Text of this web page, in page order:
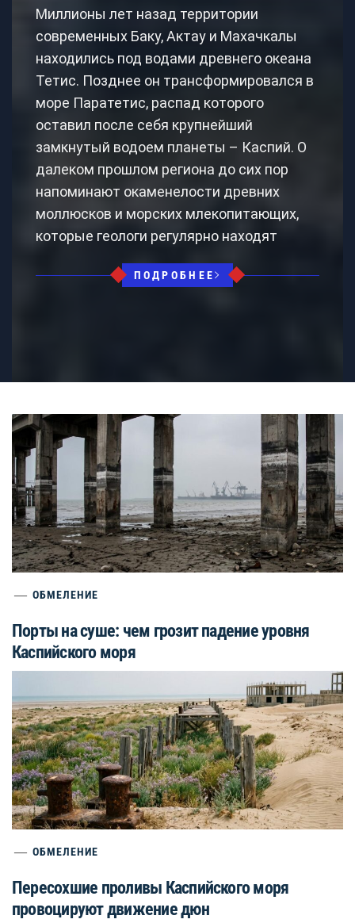
Миллионы лет назад территории
современных Баку, Актау и Махачкалы
находились под водами древнего океана
Тетис. Позднее он трансформировался в
море Паратетис, распад которого
оставил после себя крупнейший
замкнутый водоем планеты – Каспий. О
далеком прошлом региона до сих пор
напоминают окаменелости древних
моллюсков и морских млекопитающих,
которые геологи регулярно находят
ПОДРОБНЕЕ
ОБМЕЛЕНИЕ
Порты на суше: чем грозит падение уровня
Каспийского моря
ОБМЕЛЕНИЕ
Пересохшие проливы Каспийского моря
провоцируют движение дюн